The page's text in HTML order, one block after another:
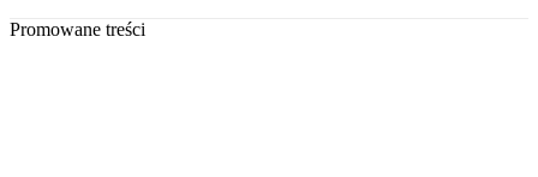
Promowane treści